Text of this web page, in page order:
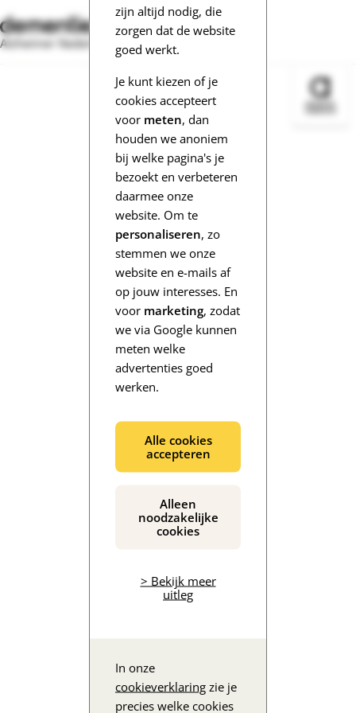
zijn altijd nodig, die
zorgen dat de website
goed werkt.
Je kunt kiezen of je
cookies accepteert
voor meten, dan
houden we anoniem
bij welke pagina's je
bezoekt en verbeteren
daarmee onze
website. Om te
personaliseren, zo
stemmen we onze
website en e-mails af
op jouw interesses. En
voor marketing, zodat
we via Google kunnen
meten welke
advertenties goed
werken.
Alle cookies
accepteren
Alleen
noodzakelijke
cookies
> Bekijk meer
uitleg
In onze
cookieverklaring zie je
precies welke cookies
Alzheimer Nederland
De inhoud wordt geladen...